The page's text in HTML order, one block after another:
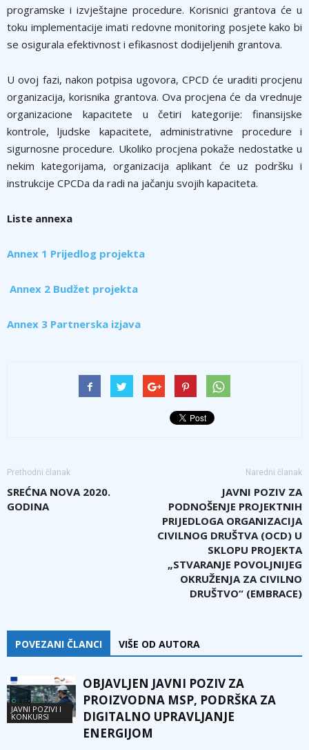
programske i izvještajne procedure. Korisnici grantova će u
toku implementacije imati redovne monitoring posjete kako bi
se osigurala efektivnost i efikasnost dodijeljenih grantova.
U ovoj fazi, nakon potpisa ugovora, CPCD će uraditi procjenu
organizacija, korisnika grantova. Ova procjena će da vrednuje
organizacione kapacitete u četiri kategorije: finansijske
kontrole, ljudske kapacitete, administrativne procedure i
sigurnosne procedure. Ukoliko procjena pokaže nedostatke u
nekim kategorijama, organizacija aplikant će uz podršku i
instrukcije CPCDa da radi na jačanju svojih kapaciteta.
Liste annexa
Annex 1 Prijedlog projekta
Annex 2 Budžet projekta
Annex 3 Partnerska izjava
Prethodni članak
SREĆNA NOVA 2020.
GODINA
Naredni članak
JAVNI POZIV ZA
PODNOŠENJE PROJEKTNIH
PRIJEDLOGA ORGANIZACIJA
CIVILNOG DRUŠTVA (OCD) U
SKLOPU PROJEKTA
„STVARANJE POVOLJNIJEG
OKRUŽENJA ZA CIVILNO
DRUŠTVO“ (EMBRACE)
POVEZANI ČLANCI VIŠE OD AUTORA
JAVNI POZIVI I
KONKURSI
OBJAVLJEN JAVNI POZIV ZA
PROIZVODNA MSP, PODRŠKA ZA
DIGITALNO UPRAVLJANJE
ENERGIJOM